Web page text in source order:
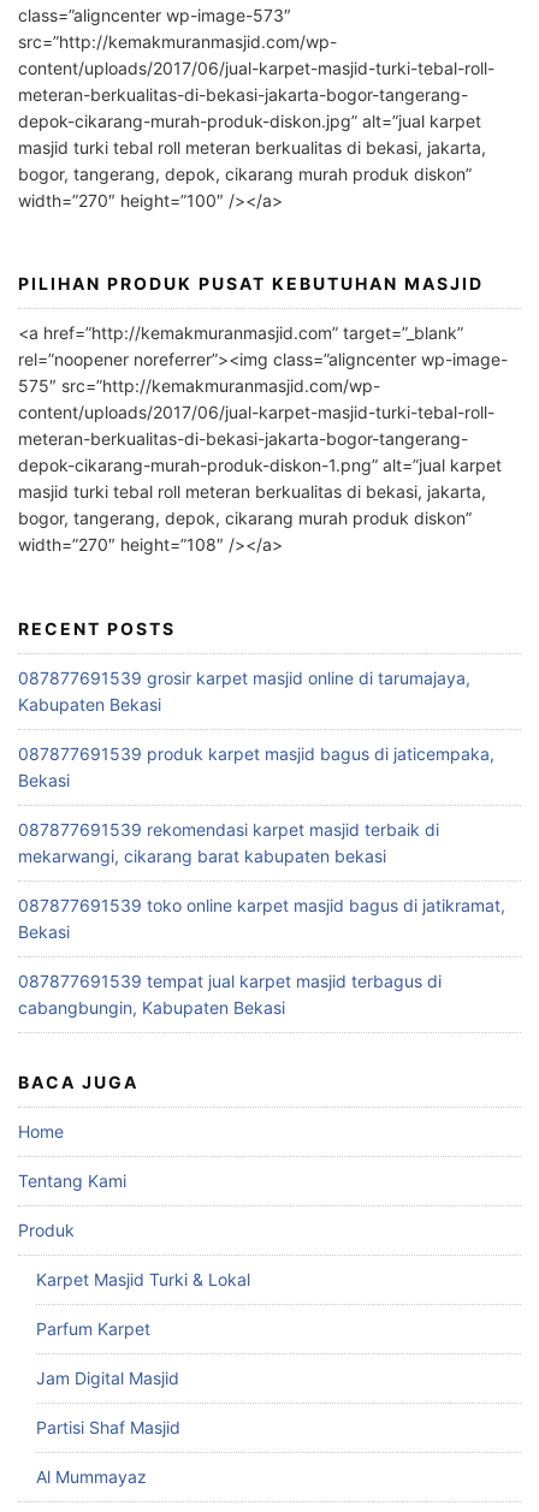
r
n
a
t
i
v
class=”aligncenter wp-image-573″
src=”http://kemakmuranmasjid.com/wp-
content/uploads/2017/06/jual-karpet-masjid-turki-tebal-roll-
meteran-berkualitas-di-bekasi-jakarta-bogor-tangerang-
depok-cikarang-murah-produk-diskon.jpg” alt=”jual karpet
masjid turki tebal roll meteran berkualitas di bekasi, jakarta,
bogor, tangerang, depok, cikarang murah produk diskon”
width=”270″ height=”100″ /></a>
PILIHAN PRODUK PUSAT KEBUTUHAN MASJID
<a href=”http://kemakmuranmasjid.com” target=”_blank”
rel=”noopener noreferrer”><img class=”aligncenter wp-image-
575″ src=”http://kemakmuranmasjid.com/wp-
content/uploads/2017/06/jual-karpet-masjid-turki-tebal-roll-
meteran-berkualitas-di-bekasi-jakarta-bogor-tangerang-
depok-cikarang-murah-produk-diskon-1.png” alt=”jual karpet
masjid turki tebal roll meteran berkualitas di bekasi, jakarta,
bogor, tangerang, depok, cikarang murah produk diskon”
width=”270″ height=”108″ /></a>
RECENT POSTS
087877691539 grosir karpet masjid online di tarumajaya,
Kabupaten Bekasi
087877691539 produk karpet masjid bagus di jaticempaka,
Bekasi
087877691539 rekomendasi karpet masjid terbaik di
mekarwangi, cikarang barat kabupaten bekasi
087877691539 toko online karpet masjid bagus di jatikramat,
Bekasi
087877691539 tempat jual karpet masjid terbagus di
cabangbungin, Kabupaten Bekasi
BACA JUGA
Home
Tentang Kami
Produk
Karpet Masjid Turki & Lokal
Parfum Karpet
Jam Digital Masjid
Partisi Shaf Masjid
Al Mummayaz